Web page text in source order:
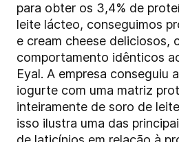
para obter os 3,4% de
leite lácteo, conseguimos
e cream cheese deliciosos,
comportamento idênticos
Eyal. A empresa conseguiu
iogurte com uma matriz
inteiramente de soro de
isso ilustra uma das